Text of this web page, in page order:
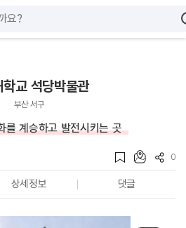
학교 석당박물관
부산 서구
를 계승하고 발전시키는 곳
0
상세정보 댓글